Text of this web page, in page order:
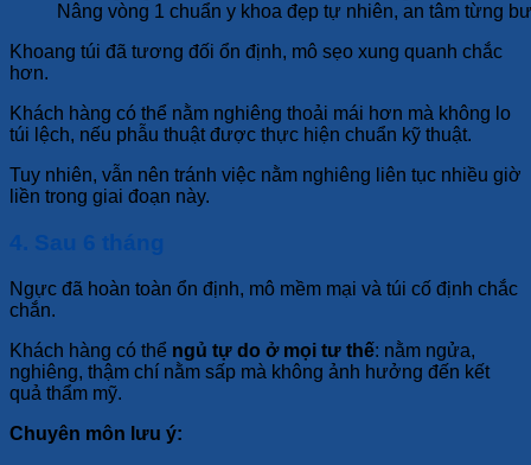
Nâng vòng 1 chuẩn y khoa đẹp tự nhiên, an tâm từng
Khoang túi đã tương đối ổn định, mô sẹo xung quanh chắc
hơn.
Khách hàng có thể nằm nghiêng thoải mái hơn mà không lo
túi lệch, nếu phẫu thuật được thực hiện chuẩn kỹ thuật.
Tuy nhiên, vẫn nên tránh việc nằm nghiêng liên tục nhiều giờ
liền trong giai đoạn này.
4. Sau 6 tháng
Ngực đã hoàn toàn ổn định, mô mềm mại và túi cố định chắc
chắn.
Khách hàng có thể ngủ tự do ở mọi tư thế: nằm ngửa,
nghiêng, thậm chí nằm sấp mà không ảnh hưởng đến kết
quả thẩm mỹ.
Chuyên môn lưu ý: